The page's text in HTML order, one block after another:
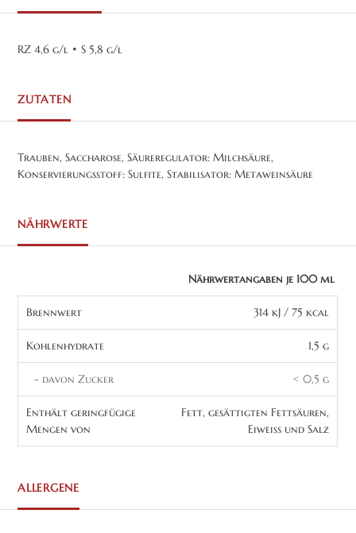
RZ 4,6 g/l • S 5,8 g/l
ZUTATEN
Trauben, Saccharose, Säureregulator: Milchsäure,
Konservierungsstoff: Sulfite, Stabilisator: Metaweinsäure
NÄHRWERTE
Nährwertangaben je 100 ml
Brennwert 314 kJ / 75 kcal
Kohlenhydrate 1,5 g
- davon Zucker < 0,5 g
Enthält geringfügige
Mengen von
Fett, gesättigten Fettsäuren,
Eiweiß und Salz
ALLERGENE